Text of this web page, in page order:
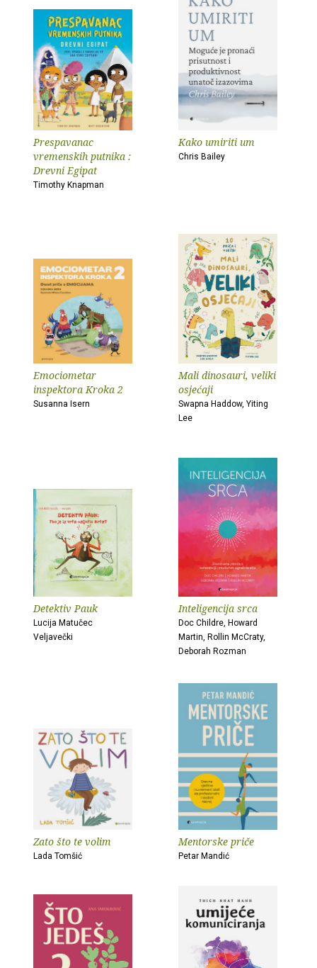
Prespavanac
vremenskih putnika :
Drevni Egipat
Timothy Knapman
Kako umiriti um
Chris Bailey
Emociometar
inspektora Kroka 2
Susanna Isern
Mali dinosauri, veliki
osjećaji
Swapna Haddow, Yiting
Lee
Detektiv Pauk
Lucija Matučec
Veljavečki
Inteligencija srca
Doc Childre, Howard
Martin, Rollin McCraty,
Deborah Rozman
Zato što te volim
Lada Tomšić
Mentorske priče
Petar Mandić